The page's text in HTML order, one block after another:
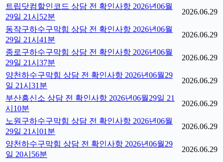
트립닷컴할인코드 상담 전 확인사항 2026년06월
29일 21시52분
2026.06.29
동작구하수구막힘 상담 전 확인사항 2026년06월
29일 21시41분
2026.06.29
종로구하수구막힘 상담 전 확인사항 2026년06월
29일 21시37분
2026.06.29
양천하수구막힘 상담 전 확인사항 2026년06월29
일 21시31분
2026.06.29
부산흥신소 상담 전 확인사항 2026년06월29일 21
시10분
2026.06.29
노원구하수구막힘 상담 전 확인사항 2026년06월
29일 21시01분
2026.06.29
양천하수구막힘 상담 전 확인사항 2026년06월29
일 20시56분
2026.06.29